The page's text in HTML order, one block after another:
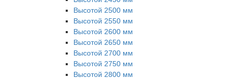
Высотой 2500 мм
Высотой 2550 мм
Высотой 2600 мм
Высотой 2650 мм
Высотой 2700 мм
Высотой 2750 мм
Высотой 2800 мм